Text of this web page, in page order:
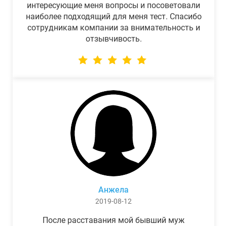
интересующие меня вопросы и посоветовали
наиболее подходящий для меня тест. Спасибо
сотрудникам компании за внимательность и
отзывчивость.
Анжела
2019-08-12
После расставания мой бывший муж